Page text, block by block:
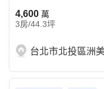
4,600 萬
3房/44.3坪
台北市北投區洲